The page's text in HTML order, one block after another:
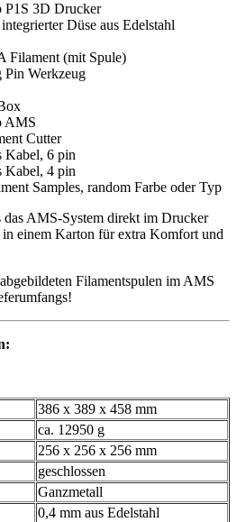
P1S 3D Drucker
Düse aus Edelstahl
Filament (mit Spule)
Werkzeug
AMS
Cutter
Kabel, 6 pin
Kabel, 4 pin
Samples, random Farbe oder Typ
das AMS-System direkt im Drucker
einem Karton für extra Komfort und
Filamentspulen im AMS
386 x 389 x 458 mm
ca. 12950 g
256 x 256 x 256 mm
geschlossen
Ganzmetall
0,4 mm aus Edelstahl